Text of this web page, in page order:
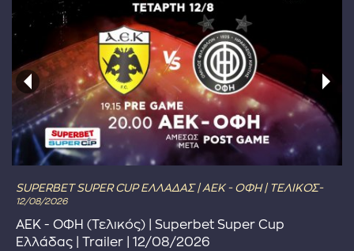
SUPERBET SUPER CUP ΕΛΛΑΔΑΣ | ΑΕΚ - ΟΦΗ | ΤΕΛΙΚΟΣ-
12/08/2026
ΑΕΚ - ΟΦΗ (Τελικός) | Superbet Super Cup
Ελλάδας | Trailer | 12/08/2026